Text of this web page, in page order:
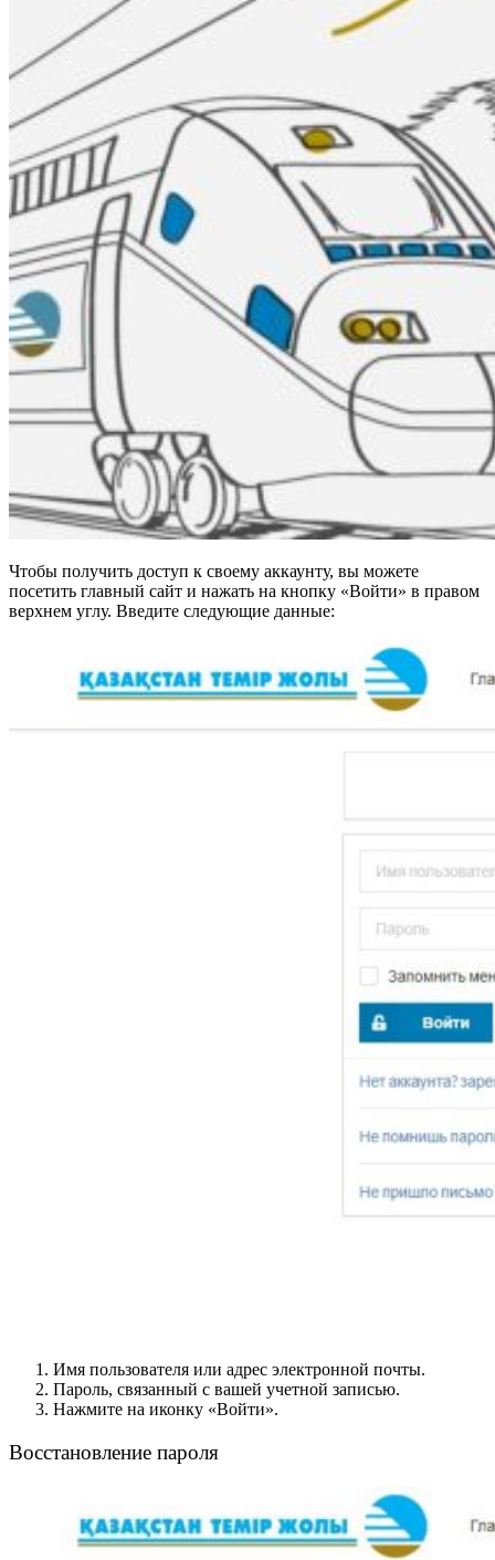
Чтобы получить доступ к своему аккаунту, вы можете
посетить главный сайт и нажать на кнопку «Войти» в правом
верхнем углу. Введите следующие данные:
Имя пользователя или адрес электронной почты.
Пароль, связанный с вашей учетной записью.
Нажмите на иконку «Войти».
Восстановление пароля